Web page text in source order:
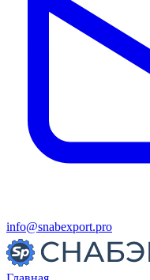
info@snabexport.pro